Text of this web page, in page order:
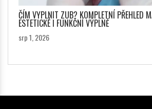
ČÍM VYPLNIT ZUB? KOMPLETNÍ PŘEHLED
ESTETICKÉ I FUNKČNÍ VÝPLNĚ
srp 1, 2026